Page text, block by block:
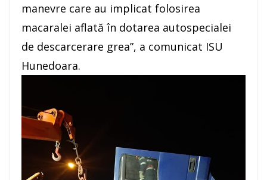
manevre care au implicat folosirea
macaralei aflată în dotarea autospecialei
de descarcerare grea”, a comunicat ISU
Hunedoara.